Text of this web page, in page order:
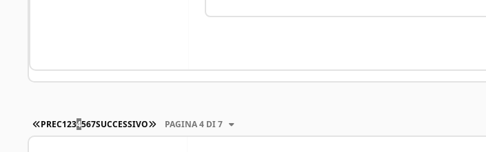
PRIMA PAGINA
PREC1234567SUCCESSIVO ULTIMA PAGINA
PAGINA 4 DI 7